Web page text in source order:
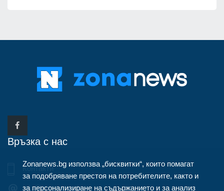
Връзка с нас
Контакти
info@zonanews.bg
Zonanews.bg използва „бисквитки“, които помагат
за подобряване престоя на потребителите, както и
за персонализиране на съдържанието и за анализ